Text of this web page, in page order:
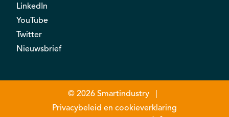
LinkedIn
YouTube
Twitter
Nieuwsbrief
© 2026 Smartindustry
Privacybeleid en cookieverklaring